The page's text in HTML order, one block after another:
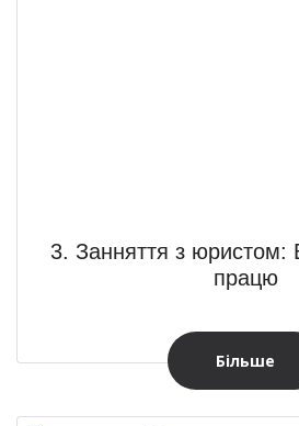
3. Занняття з юристом:
працю
Більше